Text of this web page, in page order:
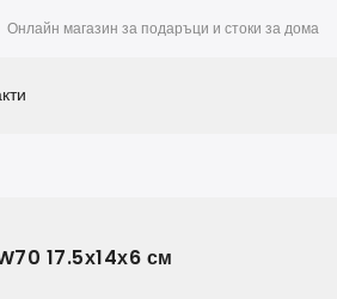
Онлайн магазин за подаръци и стоки за дома
17.5х14х6 см